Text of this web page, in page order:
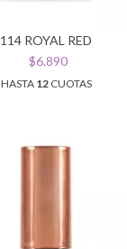
114 ROYAL RED
$6.890
HASTA 12CUOTAS